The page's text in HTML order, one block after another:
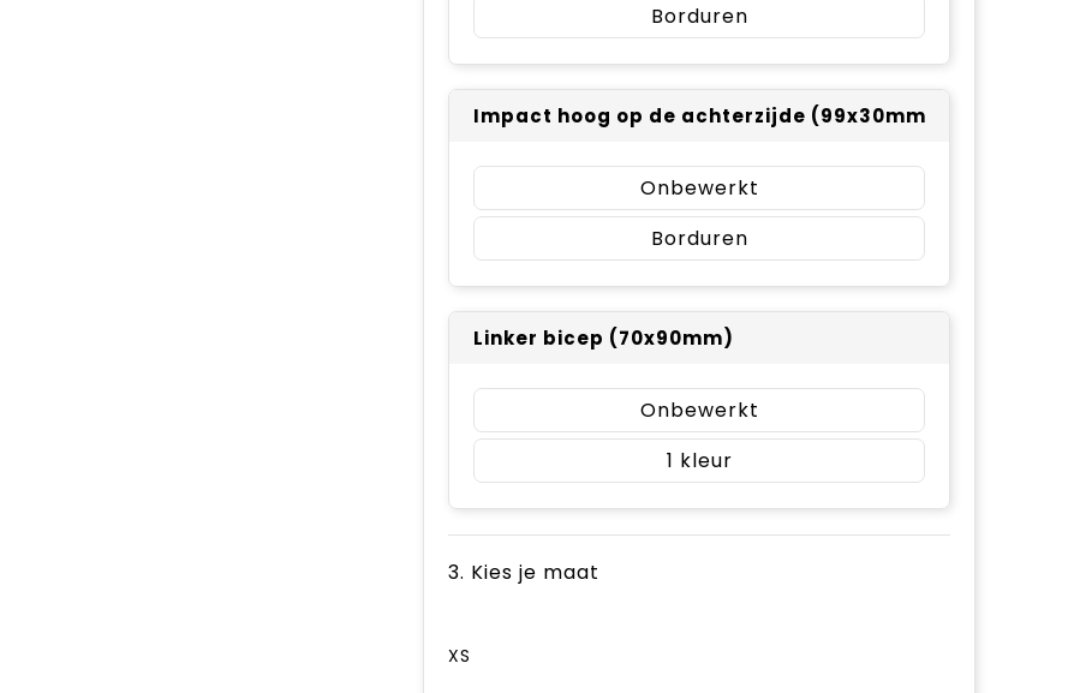
Borduren
Impact hoog op de achterzijde (99x30mm)
Onbewerkt
Borduren
Linker bicep (70x90mm)
Onbewerkt
1
3. Kies je maat
XS